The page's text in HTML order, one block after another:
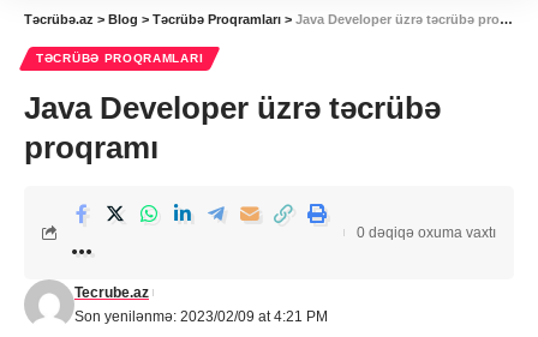
Təcrübə.az > Blog > Təcrübə Proqramları > Java Developer üzrə təcrübə proqramı
TƏCRÜBƏ PROQRAMLARI
Java Developer üzrə təcrübə
proqramı
Son yenilənmə: 2023/02/09 at 4:21 PM
Tecrube.az
0 dəqiqə oxuma vaxtı